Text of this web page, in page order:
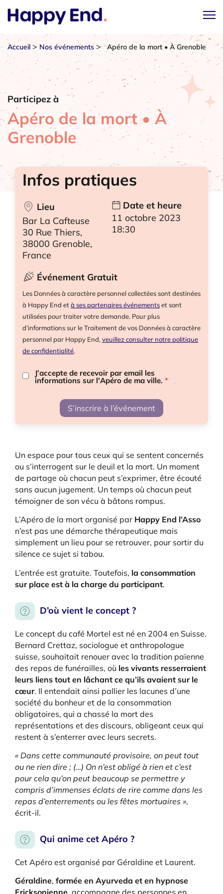
Accueil > Nos événements > Apéro de la mort • À Grenoble
Participez à
Apéro de la mort • À
Grenoble
Infos pratiques
Lieu
Bar La Cafteuse
30 Rue Thiers,
38000 Grenoble,
France
Date et heure
11 octobre 2023
18:30
Événement Gratuit
Les Données à caractère personnel collectées sont destinées
à Happy End età ses partenaires événementset sont
utilisées pour traiter votre demande. Pour plus
d’informations sur le Traitement de vos Données à caractère
personnel par Happy End, veuillez consulter notre politique
de confidentialité.
J’accepte de recevoir par email les
informations sur l'Apéro de ma ville. *
S’inscrire à l’événement
Un espace pour tous ceux qui se sentent concernés
ou s’interrogent sur le deuil et la mort. Un moment
de partage où chacun peut s’exprimer, être écouté
sans aucun jugement. Un temps où chacun peut
témoigner de son vécu à bâtons rompus.
L’Apéro de la mort organisé par Happy End l’Asso
n’est pas une démarche thérapeutique mais
simplement un lieu pour se retrouver, pour sortir du
silence ce sujet si tabou.
L’entrée est gratuite. Toutefois, la consommation
sur place est à la charge du participant.
D’où vient le concept ?
Le concept du café Mortel est né en 2004 en Suisse.
Bernard Crettaz, sociologue et anthropologue
suisse, souhaitait renouer avec la tradition païenne
des repas de funérailles, où les vivants resserraient
leurs liens tout en lâchant ce qu’ils avaient sur le
cœur. Il entendait ainsi pallier les lacunes d’une
société du bonheur et de la consommation
obligatoires, qui a chassé la mort des
représentations et des discours, obligeant ceux qui
restent à s’enterrer avec leurs secrets.
« Dans cette communauté provisoire, on peut tout
ou ne rien dire ; (…) On n’est obligé à rien et c’est
pour cela qu’on peut beaucoup se permettre y
compris d’immenses éclats de rire comme dans les
repas d’enterrements ou les fêtes mortuaires »,
écrit-il.
Qui anime cet Apéro ?
Cet Apéro est organisé par Géraldine et Laurent.
Géraldine, formée en Ayurveda et en hypnose